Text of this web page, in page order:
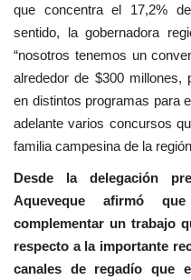
que concentra el 17,2%
sentido, la gobernadora
“nosotros tenemos un
alrededor de $300 millones,
en distintos programas para
adelante varios concursos
familia campesina de la
Desde la delegación
Aqueveque afirmó
complementar un trabajo
respecto a la importante
canales de regadío que